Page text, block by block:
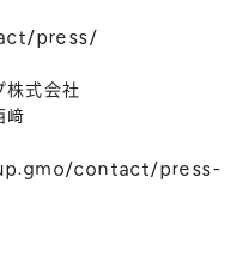
press/
式会社
﨑
contact/press-